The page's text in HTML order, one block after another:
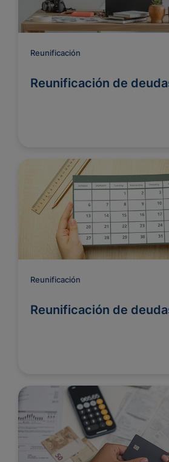
Reunificación
Reunificación de
Reunificación
Reunificación de